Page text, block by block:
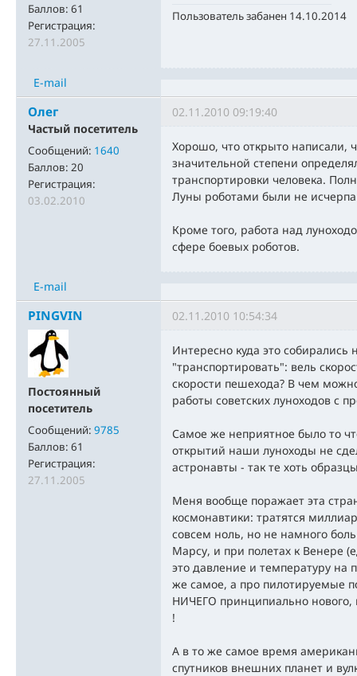
Баллов: 61
Регистрация:
27.11.2005
Пользователь забанен 14.10.2014
E-mail
Олег
Частый посетитель
Сообщений: 1640
Баллов: 20
Регистрация:
03.02.2010
02.11.2010 09:19:40
Хорошо, что открыто написали,
значительной степени
транспортировки человека.
Луны роботами были не
Кроме того, работа над
сфере боевых роботов.
E-mail
PINGVIN
Постоянный
посетитель
Сообщений: 9785
Баллов: 61
Регистрация:
27.11.2005
02.11.2010 10:54:34
Интересно куда это собирались
"транспортировать": вель
скорости пешехода? В чем
работы советских луноходов с
Самое же неприятное было то
открытий наши луноходы не
астронавты - так те хоть
Меня вообще поражает эта
космонавтики: тратятся
совсем ноль, но не намного
Марсу, и при полетах к Венере
это давление и температуру на
же самое, а про пилотируемые
НИЧЕГО принципиально
!
А в то же самое время
спутников внешних планет и